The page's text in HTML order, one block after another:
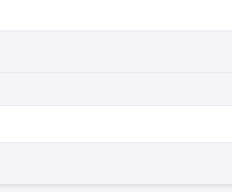
Доставка и оплата